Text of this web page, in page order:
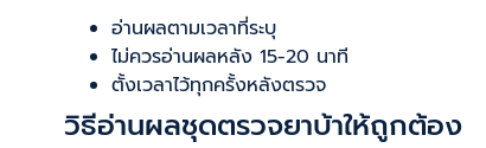
อ่านผลตามเวลาที่ระบุ
ไม่ควรอ่านผลหลัง 15-20 นาที
ตั้งเวลาไว้ทุกครั้งหลังตรวจ
วิธีอ่านผลชุดตรวจยาบ้าให้ถูกต้อง